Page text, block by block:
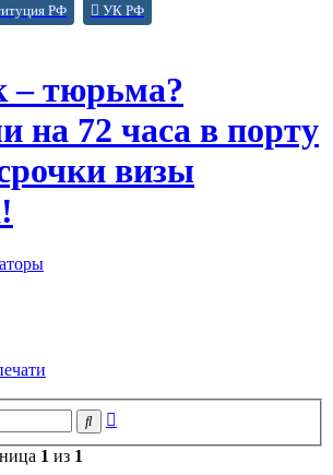
РФ УК РФ
– тюрьма?
на 72 часа в порту
визы
Поиск
1 из 1